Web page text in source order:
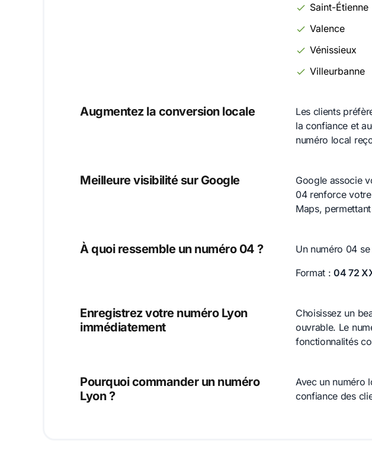
Saint-Étienne
Valence
Vénissieux
Villeurbanne
Augmentez la conversion locale
Les clients
la confiance et
numéro local
Meilleure visibilité sur Google
Google associe
04 renforce
Maps,
À quoi ressemble un numéro 04 ?
Un numéro 04
Format :04 72
Enregistrez votre numéro Lyon
immédiatement
Choisissez un
ouvrable. Le
fonctionnalités
Pourquoi commander un numéro
Lyon ?
Avec un numéro
confiance des